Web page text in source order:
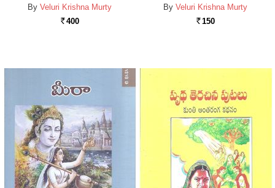
By Veluri Krishna Murty
Rs. 400
By Veluri Krishna Murty
Rs. 150